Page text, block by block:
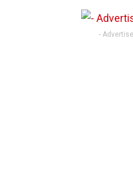
-